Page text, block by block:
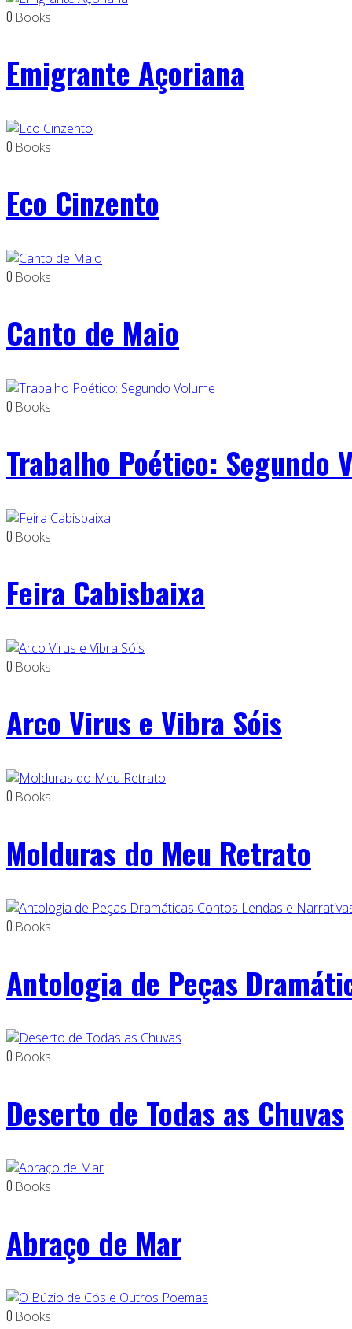
0 Books
Emigrante Açoriana
0 Books
Eco Cinzento
0 Books
Canto de Maio
0 Books
Trabalho Poético: Segundo
0 Books
Feira Cabisbaixa
0 Books
Arco Virus e Vibra Sóis
0 Books
Molduras do Meu Retrato
0 Books
Antologia de Peças
0 Books
Deserto de Todas as Chuvas
0 Books
Abraço de Mar
0 Books